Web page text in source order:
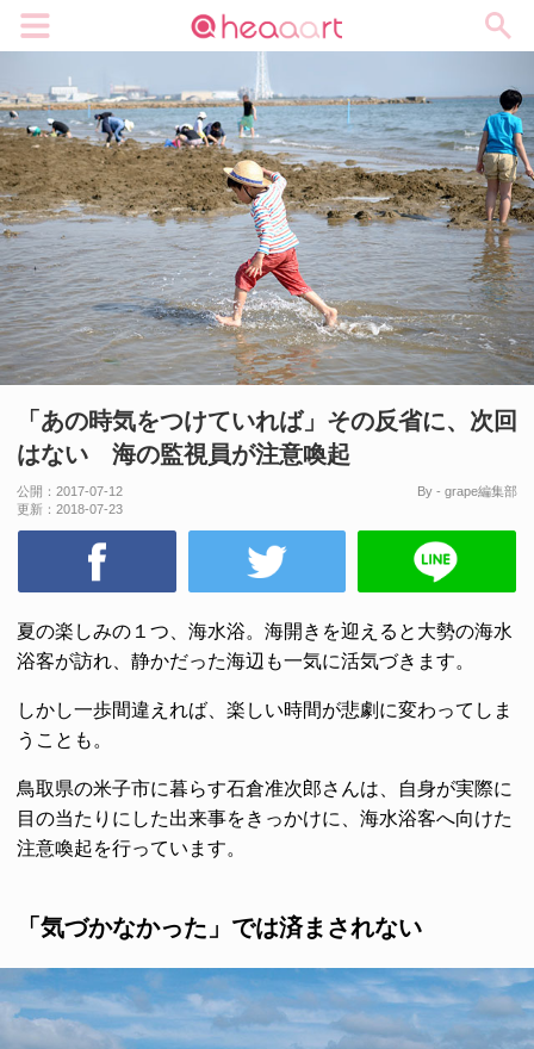
「あの時気をつけていれば」その反省に、次回
はない 海の監視員が注意喚起
公開： 2017-07-12
更新： 2018-07-23
By - grape編集部
夏の楽しみの１つ、海水浴。海開きを迎えると大勢の海水
浴客が訪れ、静かだった海辺も一気に活気づきます。
しかし一歩間違えれば、楽しい時間が悲劇に変わってしま
うことも。
鳥取県の米子市に暮らす石倉准次郎さんは、自身が実際に
目の当たりにした出来事をきっかけに、海水浴客へ向けた
注意喚起を行っています。
「気づかなかった」では済まされない